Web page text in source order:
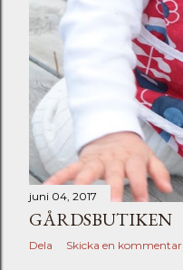
juni 04, 2017
GÅRDSBUTIKEN
Dela Skicka en kommentar